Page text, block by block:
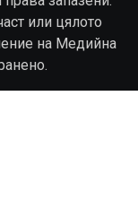
или цялото
на Медийна